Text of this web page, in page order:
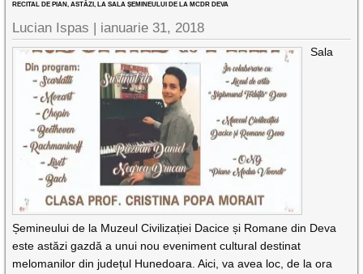
RECITAL DE PIAN, ASTĂZI, LA SALA ȘEMINEULUI DE LA MCDR DEVA
Lucian Ispas | ianuarie 31, 2018
Sala
Șemineului de la Muzeul Civilizației Dacice și Romane din Deva
este astăzi gazdă a unui nou eveniment cultural destinat
melomanilor din județul Hunedoara. Aici, va avea loc, de la ora